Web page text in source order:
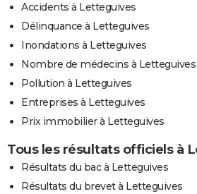
Accidents à Letteguives
Délinquance à Letteguives
Inondations à Letteguives
Nombre de médecins à Letteguives
Pollution à Letteguives
Entreprises à Letteguives
Prix immobilier à Letteguives
Tous les résultats officiels à
Résultats du bac à Letteguives
Résultats du brevet à Letteguives